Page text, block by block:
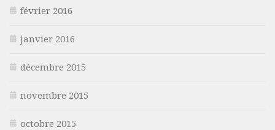
février 2016
janvier 2016
décembre 2015
novembre 2015
octobre 2015